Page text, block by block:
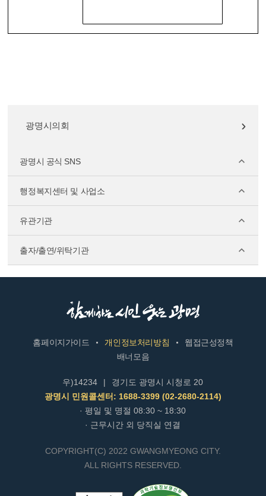
광명시의회
광명시 공식 SNS
행정복지센터 및 사업소
유관기관
출자/출연/위탁기관
홈페이지가이드 개인정보처리방침
웹접근성정책
배너모음
우)14234 |
경기도 광명시 시청로 20
광명시 민원콜센터: 1688-3399 (02-2680-2114)
· 평일 및 명절 08:30 ~ 18:30
· 근무시간 외 당직실 연결
COPYRIGHT(C) 2022 GWANGMYEONG CITY.
ALL RIGHTS RESERVED.